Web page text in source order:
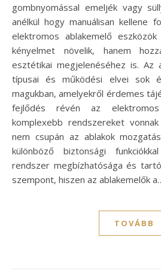
gombnyomással emeljék vagy
anélkül hogy manuálisan kellene
elektromos ablakemelő
kényelmet növelik, hanem
esztétikai megjelenéséhez is. Az
típusai és működési elvei sok
magukban, amelyekről érdemes
fejlődés révén az
komplexebb rendszereket
nem csupán az ablakok
különböző biztonsági
rendszer megbízhatósága és
szempont, hiszen az ablakemelők
TOVÁBB